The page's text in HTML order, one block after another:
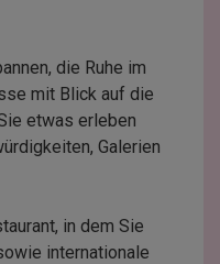
die Ruhe im
mit Blick auf die
etwas erleben
Galerien
in dem Sie
internationale